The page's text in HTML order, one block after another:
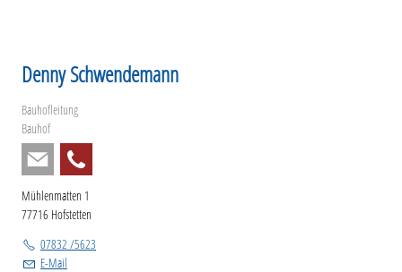
Denny Schwendemann
Bauhofleitung
Bauhof
Mühlenmatten 1
77716 Hofstetten
07832 /5623
E-Mail